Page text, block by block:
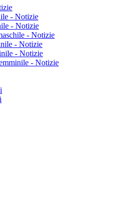
- Notizie
- Notizie
- Notizie
- Notizie
- Notizie
- Notizie